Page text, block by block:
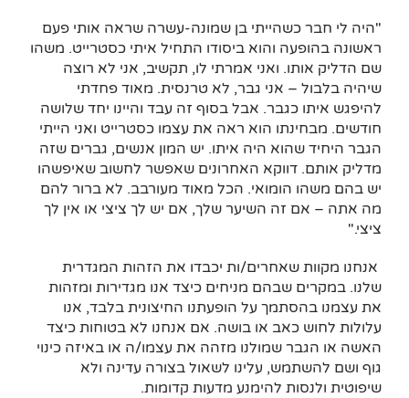
"היה לי חבר כשהייתי בן שמונה-עשרה שראה אותי פעם
ראשונה בהופעה והוא ביסודו התחיל איתי כסטרייט. משהו
שם הדליק אותו. ואני אמרתי לו, תקשיב, אני לא רוצה
שיהיה בלבול – אני גבר, לא טרנסית. מאוד פחדתי
להיפגש איתו כגבר. אבל בסוף זה עבד והיינו יחד שלושה
חודשים. מבחינתו הוא ראה את עצמו כסטרייט ואני הייתי
הגבר היחיד שהוא היה איתו. יש המון אנשים, גברים שזה
מדליק אותם. דווקא האחרונים שאפשר לחשוב שאיפשהו
יש בהם משהו הומואי. הכל מאוד מעורבב. לא ברור להם
מה אתה – אם זה השיער שלך, אם יש לך ציצי או אין לך
ציצי."
אנחנו מקוות שאחרים/ות יכבדו את הזהות המגדרית
שלנו. במקרים שבהם מניחים כיצד אנו מגדירות ומזהות
את עצמנו בהסתמך על הופעתנו החיצונית בלבד, אנו
עלולות לחוש כאב או בושה. אם אנחנו לא בטוחות כיצד
האשה או הגבר שמולנו מזהה את עצמו/ה או באיזה כינוי
גוף ושם להשתמש, עלינו לשאול בצורה עדינה ולא
שיפוטית ולנסות להימנע מדעות קדומות.